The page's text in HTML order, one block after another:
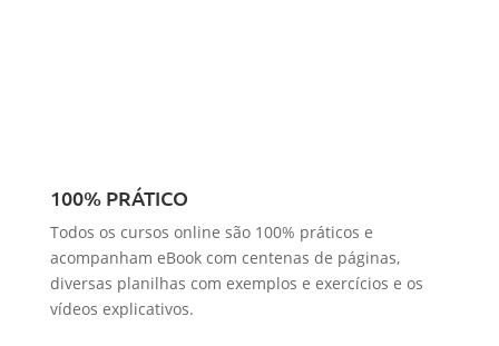
100% PRÁTICO
Todos os cursos online são 100% práticos e
acompanham eBook com centenas de páginas,
diversas planilhas com exemplos e exercícios e os
vídeos explicativos.